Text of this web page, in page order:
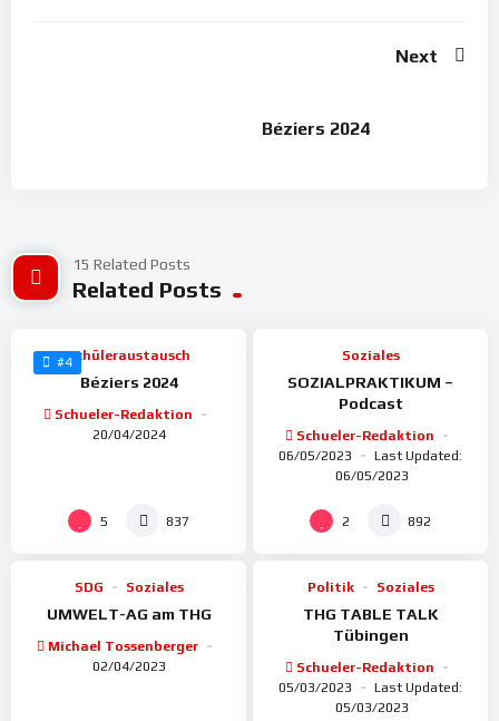
Next
Béziers 2024
15 Related Posts
Related Posts
#4Schüleraustausch
Béziers 2024
Schueler-Redaktion
20/04/2024
5 837
Soziales
SOZIALPRAKTIKUM –
Podcast
Schueler-Redaktion
06/05/2023
Last Updated:
06/05/2023
2 892
SDG Soziales
UMWELT-AG am THG
Michael Tossenberger
02/04/2023
%
Politik Soziales
THG TABLE TALK
Tübingen
Schueler-Redaktion
05/03/2023
Last Updated:
05/03/2023